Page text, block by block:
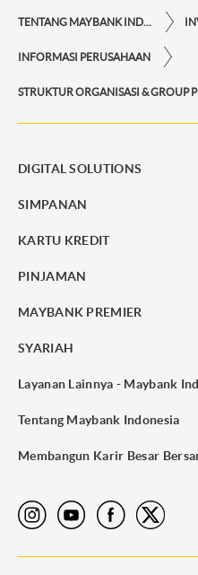
INFORMASI PERUSAHAAN
STRUKTUR ORGANISASI & GROUP
DIGITAL SOLUTIONS
SIMPANAN
KARTU KREDIT
PINJAMAN
MAYBANK PREMIER
SYARIAH
Layanan Lainnya - Maybank
Tentang Maybank Indonesia
Membangun Karir Besar